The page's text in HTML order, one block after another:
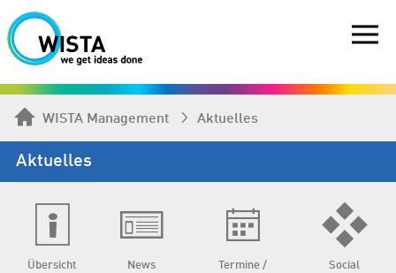
WISTA Management Aktuelles
Aktuelles
Übersicht News
Termine /
Social